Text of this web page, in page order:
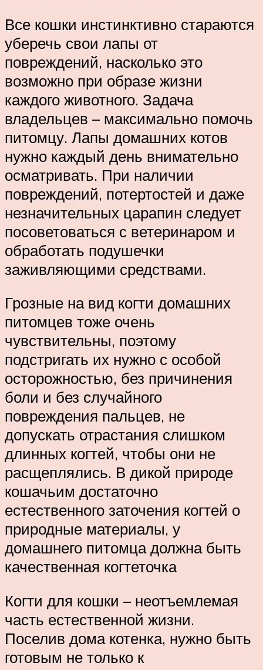
Все кошки инстинктивно стараются
уберечь свои лапы от
повреждений, насколько это
возможно при образе жизни
каждого животного. Задача
владельцев – максимально помочь
питомцу. Лапы домашних котов
нужно каждый день внимательно
осматривать. При наличии
повреждений, потертостей и даже
незначительных царапин следует
посоветоваться с ветеринаром и
обработать подушечки
заживляющими средствами.
Грозные на вид когти домашних
питомцев тоже очень
чувствительны, поэтому
подстригать их нужно с особой
осторожностью, без причинения
боли и без случайного
повреждения пальцев, не
допускать отрастания слишком
длинных когтей, чтобы они не
расщеплялись. В дикой природе
кошачьим достаточно
естественного заточения когтей о
природные материалы, у
домашнего питомца должна быть
качественная когтеточка
Когти для кошки – неотъемлемая
часть естественной жизни.
Поселив дома котенка, нужно быть
готовым не только к